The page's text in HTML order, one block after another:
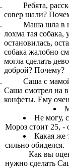
Ребята,
совер шали?
Маша шла в
лохма тая
остановилась,
собака жалобно
могла сделать
доброй? Почему?
Саша с
Саша смотрел на
конфеты. Ему
Не могу,
Мороз стоит 25, -
Какая же
сильно обиделся.
Как вы
нужно сделать